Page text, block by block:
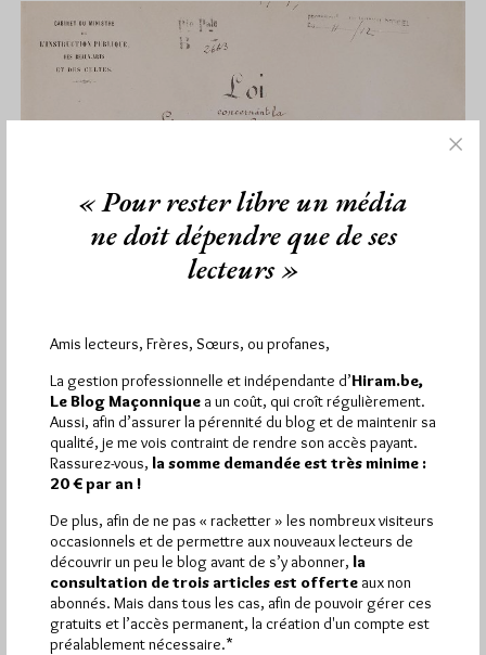
« Nous nous opposons aux
modifications de la loi de 1905 »
Par Géplu
Mercredi 2/01/19
Lu 3381 fois
Le Comité Laïcité République vient de lancer ce 1er janvier un
nouvel appel, dit l'Appel des 113 (premiers signataires) pour…
DansDivers 31 commentaires
« Pour rester libre un média
ne doit dépendre que de ses
lecteurs »
Amis lecteurs, Frères, Sœurs, ou profanes,
La gestion professionnelle et indépendante d’Hiram.be,
Le Blog Maçonnique a un coût, qui croît régulièrement.
Aussi, afin d’assurer la pérennité du blog et de maintenir sa
qualité, je me vois contraint de rendre son accès payant.
Rassurez-vous, la somme demandée est très minime :
20 € par an !
De plus, afin de ne pas « racketter » les nombreux visiteurs
occasionnels et de permettre aux nouveaux lecteurs de
découvrir un peu le blog avant de s’y abonner, la
consultation de trois articles est offerte aux non
abonnés. Mais dans tous les cas, afin de pouvoir gérer ces
gratuits et l’accès permanent, la création d'un compte est
préalablement nécessaire.*